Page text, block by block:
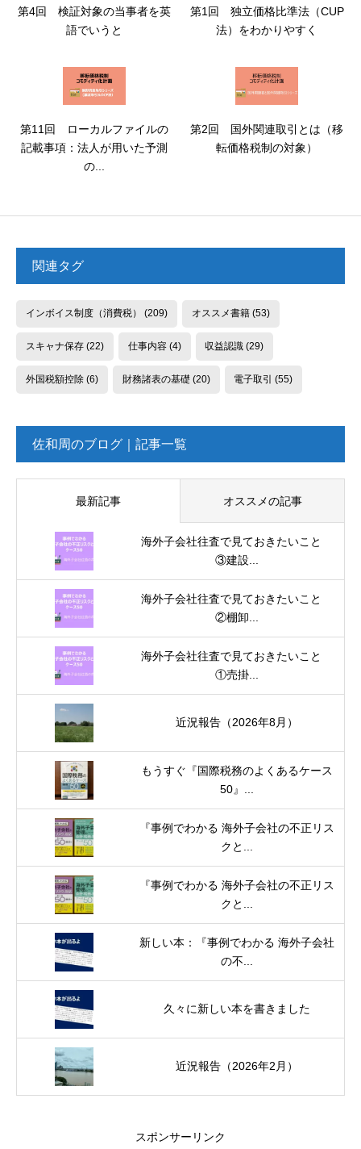
第4回 検証対象の当事者を英
語でいうと
第1回 独立価格比準法（CUP
法）をわかりやすく
第11回 ローカルファイルの
記載事項：法人が用いた予測
の...
第2回 国外関連取引とは（移
転価格税制の対象）
関連タグ
インボイス制度（消費税） (209) オススメ書籍(53)
スキャナ保存(22) 仕事内容(4) 収益認識 (29)
外国税額控除(6) 財務諸表の基礎 (20) 電子取引 (55)
佐和周のブログ｜記事一覧
最新記事 オススメの記事
海外子会社往査で見ておきたいこと
③建設...
海外子会社往査で見ておきたいこと
②棚卸...
海外子会社往査で見ておきたいこと
①売掛...
近況報告（2026年8月）
もうすぐ『国際税務のよくあるケース
50』...
『事例でわかる 海外子会社の不正リス
クと...
『事例でわかる 海外子会社の不正リス
クと...
新しい本：『事例でわかる 海外子会社
の不...
久々に新しい本を書きました
近況報告（2026年2月）
スポンサーリンク